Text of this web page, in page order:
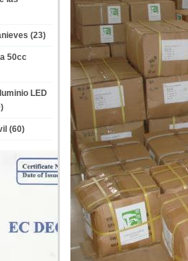
(23)
50cc
LED
(60)